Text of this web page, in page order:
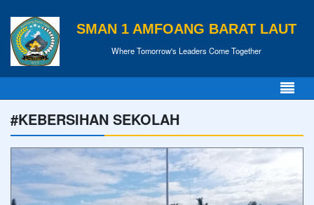
SMAN 1 AMFOANG BARAT LAUT
Where Tomorrow's Leaders Come Together
#KEBERSIHAN SEKOLAH